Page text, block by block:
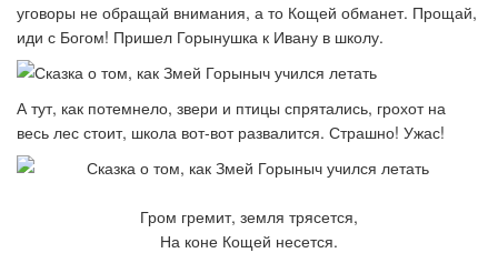
уговоры не обращай внимания, а то Кощей обманет. Прощай,
иди с Богом! Пришел Горынушка к Ивану в школу.
А тут, как потемнело, звери и птицы спрятались, грохот на
весь лес стоит, школа вот-вот развалится. Страшно! Ужас!
Гром гремит, земля трясется,
На коне Кощей несется.